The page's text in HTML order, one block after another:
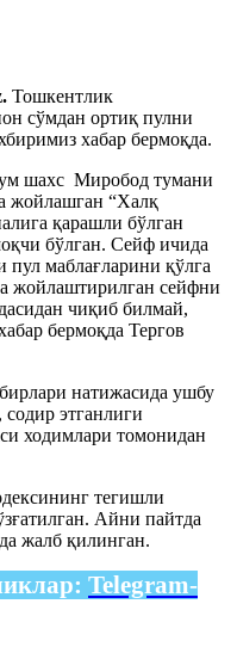
Тошкентлик
сўмдан ортиқ пулни
хабар бермоқда.
шахс Миробод тумани
жойлашган “Халқ
қарашли бўлган
бўлган. Сейф ичида
пул маблағларини қўлга
жойлаштирилган сейфни
чиқиб билмай,
бермоқда Тергов
натижасида ушбу
этганлиги
ходимлари томонидан
тегишли
Айни пайтда
жалб қилинган.
Telegram-